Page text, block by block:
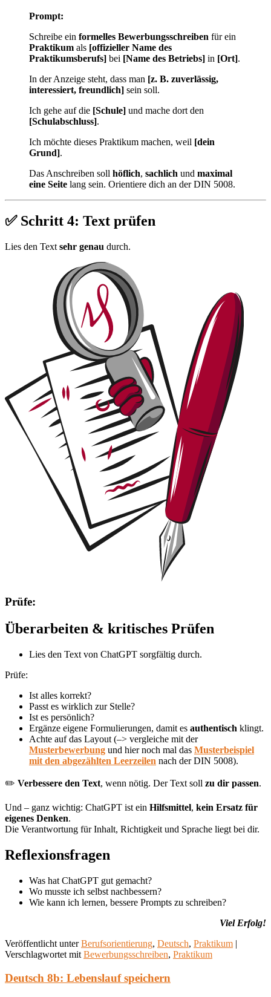
Prompt:
Schreibe ein formelles Bewerbungsschreiben für ein
Praktikum als [offizieller Name des
Praktikumsberufs] bei [Name des Betriebs] in [Ort].
In der Anzeige steht, dass man [z. B. zuverlässig,
interessiert, freundlich] sein soll.
Ich gehe auf die [Schule] und mache dort den
[Schulabschluss].
Ich möchte dieses Praktikum machen, weil [dein
Grund].
Das Anschreiben soll höflich, sachlich und maximal
eine Seite lang sein. Orientiere dich an der DIN 5008.
✅ Schritt 4: Text prüfen
Lies den Text sehr genau durch.
Prüfe:
Überarbeiten & kritisches Prüfen
Lies den Text von ChatGPT sorgfältig durch.
Prüfe:
Ist alles korrekt?
Passt es wirklich zur Stelle?
Ist es persönlich?
Ergänze eigene Formulierungen, damit es authentisch klingt.
Achte auf das Layout (–> vergleiche mit der
Musterbewerbung und hier noch mal das Musterbeispiel
mit den abgezählten Leerzeilen nach der DIN 5008).
✏️ Verbessere den Text, wenn nötig. Der Text soll zu dir passen.
Und – ganz wichtig: ChatGPT ist ein Hilfsmittel, kein Ersatz für
eigenes Denken.
Die Verantwortung für Inhalt, Richtigkeit und Sprache liegt bei dir.
Reflexionsfragen
Was hat ChatGPT gut gemacht?
Wo musste ich selbst nachbessern?
Wie kann ich lernen, bessere Prompts zu schreiben?
Viel Erfolg!
Veröffentlicht unter Berufsorientierung, Deutsch, Praktikum |
Verschlagwortet mit Bewerbungsschreiben, Praktikum
Deutsch 8b: Lebenslauf speichern